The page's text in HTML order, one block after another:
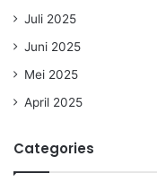
Juli 2025
Juni 2025
Mei 2025
April 2025
Categories